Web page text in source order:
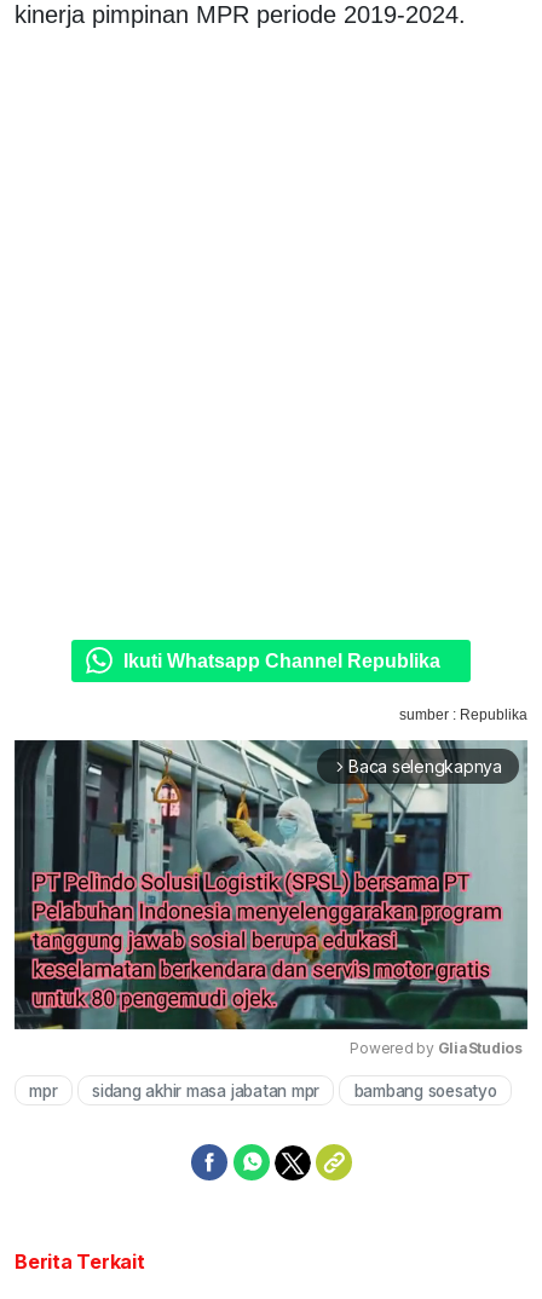
kinerja pimpinan MPR periode 2019-2024.
Ikuti Whatsapp Channel Republika
sumber : Republika
arrow_forward_ios Baca selengkapnya
Mute
Powered by GliaStudios
mpr sidang akhir masa jabatan mpr bambang soesatyo
Berita Terkait